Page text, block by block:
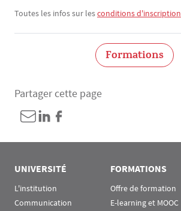
Toutes les infos sur lesconditions d'inscription
Formations
Partager cette page
UNIVERSITÉ
L'institution
Communication
FORMATIONS
Offre de formation
E-learning et MOOC